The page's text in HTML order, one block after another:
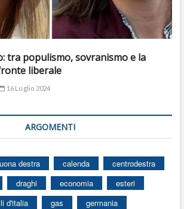
tra populismo, sovranismo e la
liberale
16 Luglio 2024
ARGOMENTI
destra calenda
centrodestra
draghi economia
esteri
d'italia gas
germania